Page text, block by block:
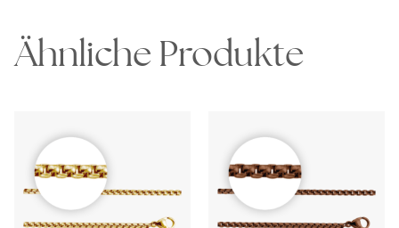
Ähnliche Produkte